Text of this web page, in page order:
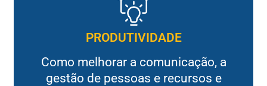
PRODUTIVIDADE
Como melhorar a comunicação, a
gestão de pessoas e recursos e